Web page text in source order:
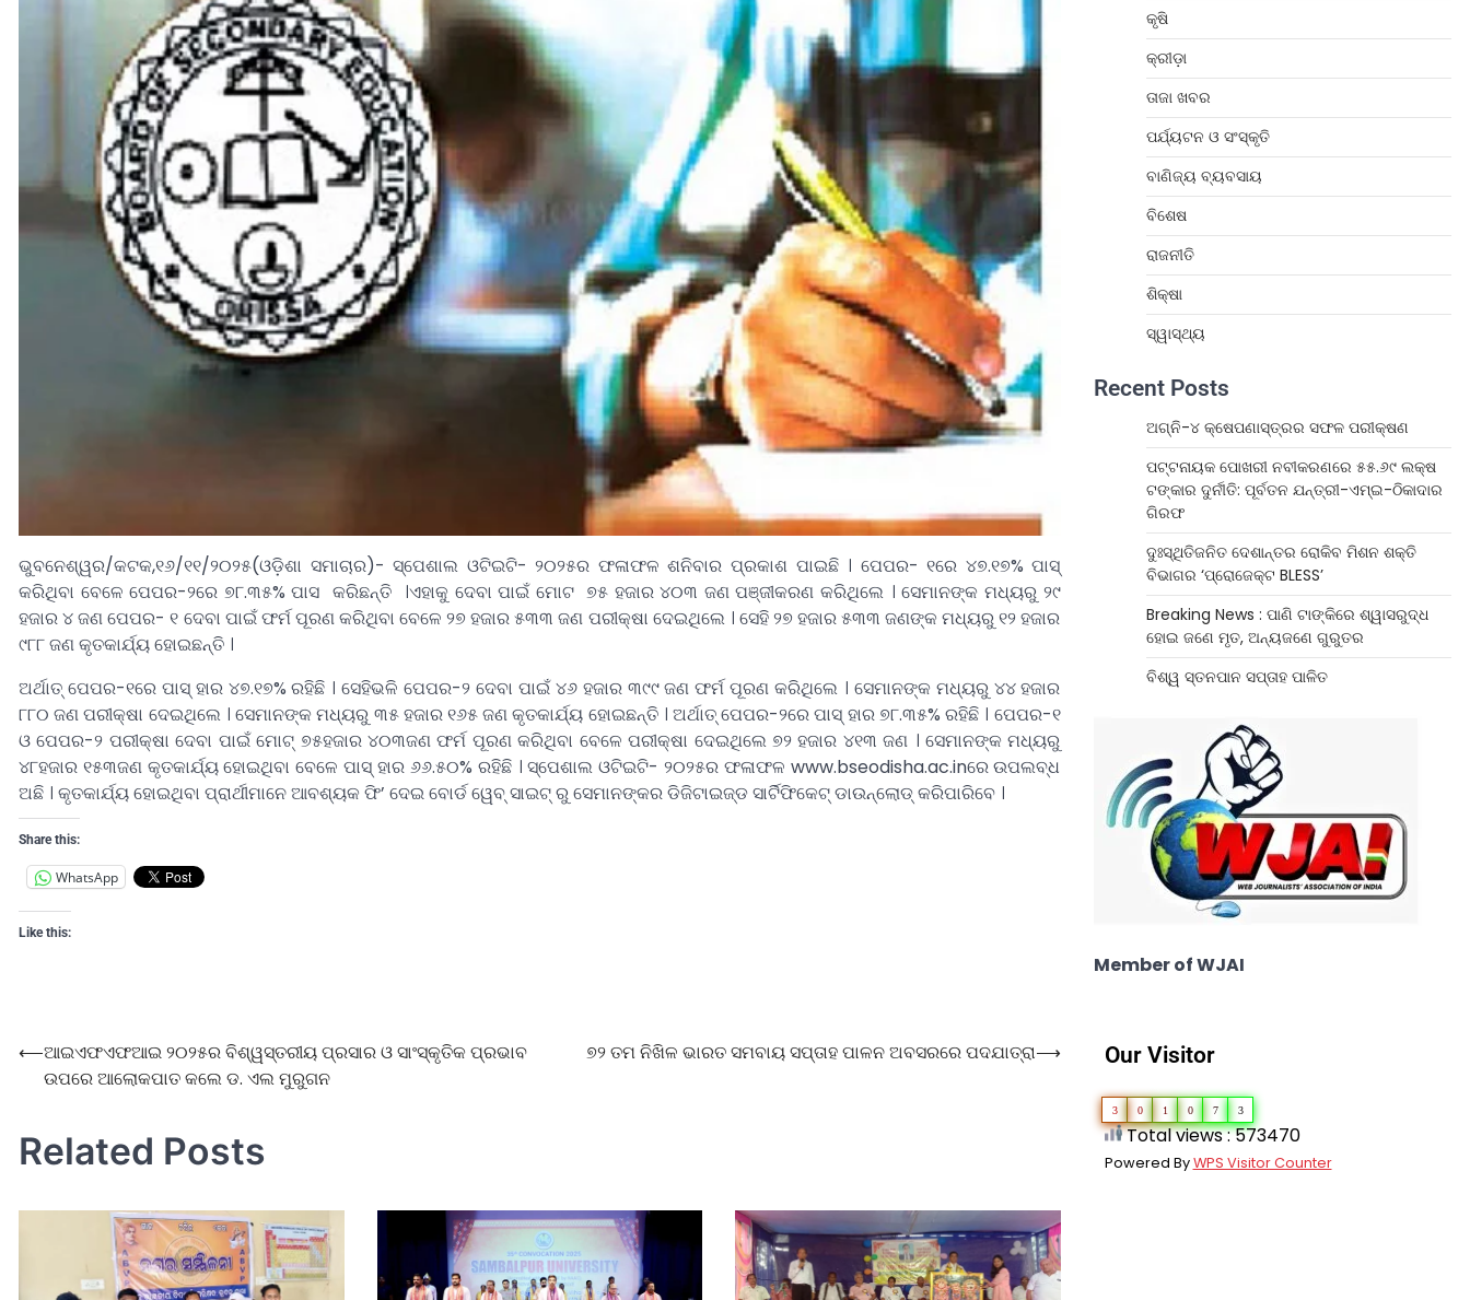
ଭୁବନେଶ୍ୱର/କଟକ,୧୬/୧୧/୨୦୨୫(ଓଡ଼ିଶା ସମାଚାର)- ସ୍ପେଶାଲ ଓଟିଇଟି- ୨୦୨୫ର ଫଳାଫଳ ଶନିବାର ପ୍ରକାଶ ପାଇଛି । ପେପର- ୧ରେ ୪୭.୧୭% ପାସ୍
କରିଥିବା ବେଳେ ପେପର-୨ରେ ୭୮.୩୫% ପାସ କରିଛନ୍ତି ।ଏହାକୁ ଦେବା ପାଇଁ ମୋଟ ୭୫ ହଜାର ୪୦୩ ଜଣ ପଞ୍ଜୀକରଣ କରିଥିଲେ । ସେମାନଙ୍କ ମଧ୍ୟରୁ ୨୯
ହଜାର ୪ ଜଣ ପେପର- ୧ ଦେବା ପାଇଁ ଫର୍ମ ପୂରଣ କରିଥିବା ବେଳେ ୨୭ ହଜାର ୫୩୩ ଜଣ ପରୀକ୍ଷା ଦେଇଥିଲେ । ସେହି ୨୭ ହଜାର ୫୩୩ ଜଣଙ୍କ ମଧ୍ୟରୁ ୧୨ ହଜାର
୯୮୮ ଜଣ କୃତକାର୍ଯ୍ୟ ହୋଇଛନ୍ତି ।
ଅର୍ଥାତ୍ ପେପର-୧ରେ ପାସ୍ ହାର ୪୭.୧୭% ରହିଛି । ସେହିଭଳି ପେପର-୨ ଦେବା ପାଇଁ ୪୬ ହଜାର ୩୯୯ ଜଣ ଫର୍ମ ପୂରଣ କରିଥିଲେ । ସେମାନଙ୍କ ମଧ୍ୟରୁ ୪୪ ହଜାର
୮୮୦ ଜଣ ପରୀକ୍ଷା ଦେଇଥିଲେ । ସେମାନଙ୍କ ମଧ୍ୟରୁ ୩୫ ହଜାର ୧୬୫ ଜଣ କୃତକାର୍ଯ୍ୟ ହୋଇଛନ୍ତି । ଅର୍ଥାତ୍ ପେପର-୨ରେ ପାସ୍ ହାର ୭୮.୩୫% ରହିଛି । ପେପର-୧
ଓ ପେପର-୨ ପରୀକ୍ଷା ଦେବା ପାଇଁ ମୋଟ୍ ୭୫ହଜାର ୪୦୩ଜଣ ଫର୍ମ ପୂରଣ କରିଥିବା ବେଳେ ପରୀକ୍ଷା ଦେଇଥିଲେ ୭୨ ହଜାର ୪୧୩ ଜଣ । ସେମାନଙ୍କ ମଧ୍ୟରୁ
୪୮ହଜାର ୧୫୩ଜଣ କୃତକାର୍ଯ୍ୟ ହୋଇଥିବା ବେଳେ ପାସ୍ ହାର ୬୬.୫୦% ରହିଛି । ସ୍ପେଶାଲ ଓଟିଇଟି- ୨୦୨୫ର ଫଳାଫଳ www.bseodisha.ac.inରେ ଉପଲବ୍ଧ
ଅଛି । କୃତକାର୍ଯ୍ୟ ହୋଇଥିବା ପ୍ରାର୍ଥୀମାନେ ଆବଶ୍ୟକ ଫି’ ଦେଇ ବୋର୍ଡ ୱେବ୍ ସାଇଟ୍ ରୁ ସେମାନଙ୍କର ଡିଜିଟାଇଜ୍ଡ ସାର୍ଟିଫିକେଟ୍ ଡାଉନ୍ଲୋଡ୍ କରିପାରିବେ ।
Share this:
WhatsApp
Like this:
⟵ଆଇଏଫଏଫଆଇ ୨୦୨୫ର ବିଶ୍ୱସ୍ତରୀୟ ପ୍ରସାର ଓ ସାଂସ୍କୃତିକ ପ୍ରଭାବ
ଉପରେ ଆଲୋକପାତ କଲେ ଡ. ଏଲ ମୁରୁଗନ
୭୨ ତମ ନିଖିଳ ଭାରତ ସମବାୟ ସପ୍ତାହ ପାଳନ ଅବସରରେ ପଦଯାତ୍ରା⟶
Related Posts
କୃଷି
କ୍ରୀଡ଼ା
ତାଜା ଖବର
ପର୍ଯ୍ୟଟନ ଓ ସଂସ୍କୃତି
ବାଣିଜ୍ୟ ବ୍ୟବସାୟ
ବିଶେଷ
ରାଜନୀତି
ଶିକ୍ଷା
ସ୍ୱାସ୍ଥ୍ୟ
Recent Posts
ଅଗ୍ନି-୪ କ୍ଷେପଣାସ୍ତ୍ରର ସଫଳ ପରୀକ୍ଷଣ
ପଟ୍ଟନାୟକ ପୋଖରୀ ନବୀକରଣରେ ୫୫.୬୯ ଲକ୍ଷ
ଟଙ୍କାର ଦୁର୍ନୀତି: ପୂର୍ବତନ ଯନ୍ତ୍ରୀ-ଏମ୍‌ଇ-ଠିକାଦାର
ଗିରଫ
ଦୁଃସ୍ଥିତିଜନିତ ଦେଶାନ୍ତର ରୋକିବ ମିଶନ ଶକ୍ତି
ବିଭାଗର ‘ପ୍ରୋଜେକ୍ଟ BLESS’
Breaking News : ପାଣି ଟାଙ୍କିରେ ଶ୍ୱାସରୁଦ୍ଧ
ହୋଇ ଜଣେ ମୃତ, ଅନ୍ୟଜଣେ ଗୁରୁତର
ବିଶ୍ୱ ସ୍ତନପାନ ସପ୍ତାହ ପାଳିତ
Member of WJAI
Our Visitor
3 0 1 0 7 3
Total views : 573470
Powered ByWPS Visitor Counter